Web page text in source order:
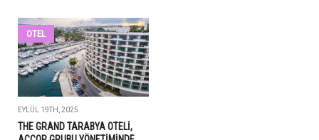
OTEL
EYLÜL 19TH, 2025
THE GRAND TARABYA OTELİ,